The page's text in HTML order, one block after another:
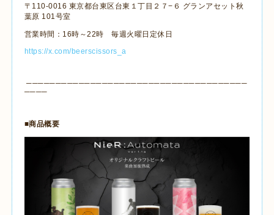
〒 110-0016 東京都台東区台東１丁目２７− ６ グランアセット秋
葉原 101号室
営業時間： 16時～22時 毎週火曜日定休日
https://x.com/beerscissors_a
──────────────────────────────────────
────
■商品概要